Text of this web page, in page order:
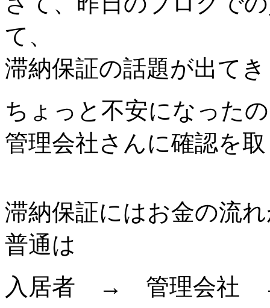
て、
滞納保証の話題が出て
ちょっと不安になった
管理会社さんに確認を
滞納保証にはお金の流
普通は
入居者 → 管理会社